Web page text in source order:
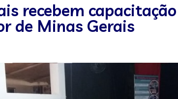
recebem
de Minas Gerais